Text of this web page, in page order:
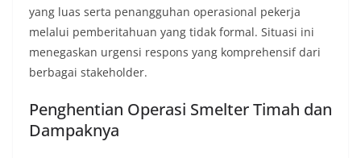
yang luas serta penangguhan operasional pekerja
melalui pemberitahuan yang tidak formal. Situasi ini
menegaskan urgensi respons yang komprehensif dari
berbagai stakeholder.
Penghentian Operasi Smelter Timah dan
Dampaknya